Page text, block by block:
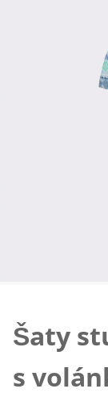
Šaty
s